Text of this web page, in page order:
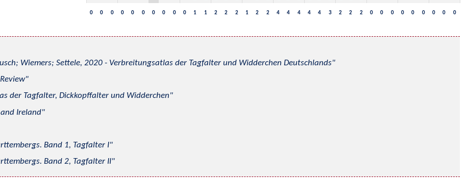
0 0 0 0 0 0 0 0 0 0 1 1 2 2 2 1 2 2 4 4 4 4 4 3 2 2 2 0 0 0 0 0 0 0 0 0
Wiemers; Settele, 2020 - Verbreitungsatlas der Tagfalter und Widderchen Deutschlands
der Tagfalter, Dickkopffalter und Widderchen
Ireland
Band 1, Tagfalter I
Band 2, Tagfalter II